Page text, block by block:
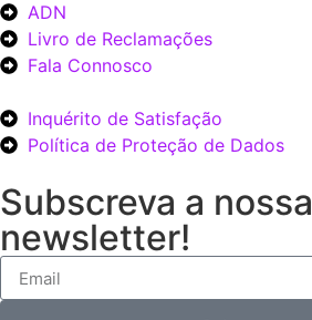
ADN
Livro de Reclamações
Fala Connosco
Inquérito de Satisfação
Política de Proteção de Dados
Subscreva a nossa
newsletter!